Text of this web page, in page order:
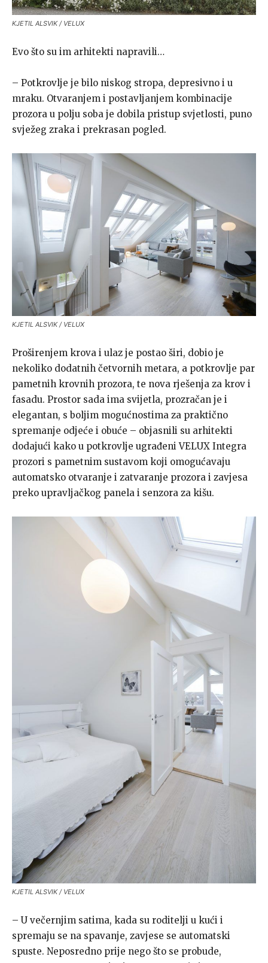
KJETIL ALSVIK / VELUX
Evo što su im arhitekti napravili…
– Potkrovlje je bilo niskog stropa, depresivno i u
mraku. Otvaranjem i postavljanjem kombinacije
prozora u polju soba je dobila pristup svjetlosti, puno
svježeg zraka i prekrasan pogled.
KJETIL ALSVIK / VELUX
Proširenjem krova i ulaz je postao širi, dobio je
nekoliko dodatnih četvornih metara, a potkrovlje par
pametnih krovnih prozora, te nova rješenja za krov i
fasadu. Prostor sada ima svijetla, prozračan je i
elegantan, s boljim mogućnostima za praktično
spremanje odjeće i obuće – objasnili su arhitekti
dodajući kako u potkrovlje ugrađeni VELUX Integra
prozori s pametnim sustavom koji omogućavaju
automatsko otvaranje i zatvaranje prozora i zavjesa
preko upravljačkog panela i senzora za kišu.
KJETIL ALSVIK / VELUX
– U večernjim satima, kada su roditelji u kući i
spremaju se na spavanje, zavjese se automatski
spuste. Neposredno prije nego što se probude,